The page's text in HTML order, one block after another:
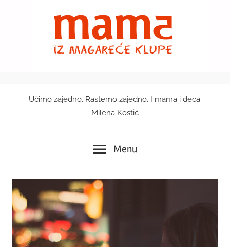
Mama
magareće
klupe
Učimo zajedno. Rastemo zajedno. I mama i deca.
Milena Kostić
Menu